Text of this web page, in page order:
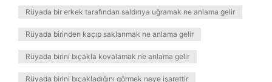
Rüyada bir erkek tarafından saldırıya uğramak ne anlama gelir
Rüyada birinden kaçıp saklanmak ne anlama gelir
Rüyada birini bıçakla kovalamak ne anlama gelir
Rüyada birini bıçakladığını görmek neye işarettir